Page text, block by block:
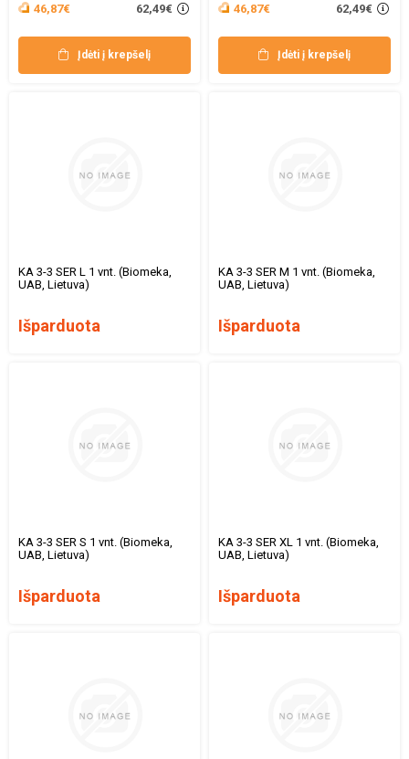
46,87€
62,49€
Įdėti į krepšelį
46,87€
62,49€
Įdėti į krepšelį
KA 3-3 SER L 1 vnt. (Biomeka,
UAB, Lietuva)
Išparduota
KA 3-3 SER M 1 vnt. (Biomeka,
UAB, Lietuva)
Išparduota
KA 3-3 SER S 1 vnt. (Biomeka,
UAB, Lietuva)
Išparduota
KA 3-3 SER XL 1 vnt. (Biomeka,
UAB, Lietuva)
Išparduota